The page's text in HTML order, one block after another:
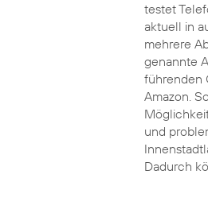
testet
aktuell in
mehrere
genannte
führenden
Amazon.
und
Dadurch